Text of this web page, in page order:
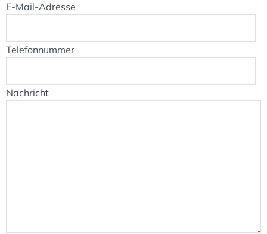
E-Mail-Adresse
Telefonnummer
Nachricht